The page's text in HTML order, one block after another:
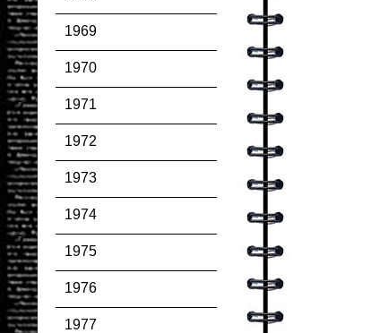
1969
1970
1971
1972
1973
1974
1975
1976
1977